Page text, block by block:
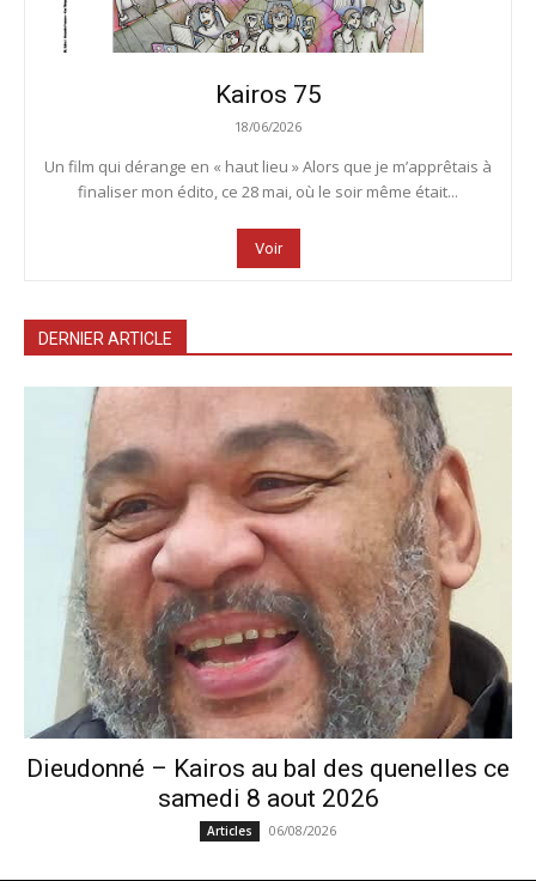
Kairos 75
18/06/2026
Un film qui dérange en « haut lieu » Alors que je m’apprêtais à
finaliser mon édito, ce 28 mai, où le soir même était...
Voir
DERNIER ARTICLE
Dieudonné – Kairos au bal des quenelles ce
samedi 8 aout 2026
Articles 06/08/2026